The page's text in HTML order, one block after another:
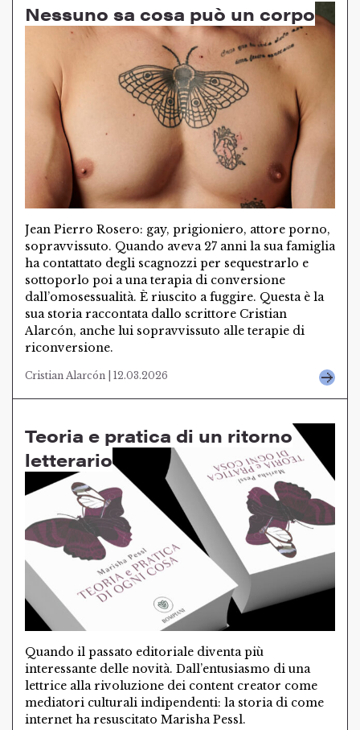
Nessuno sa cosa può un corpo
Jean Pierro Rosero: gay, prigioniero, attore porno,
sopravvissuto. Quando aveva 27 anni la sua famiglia
ha contattato degli scagnozzi per sequestrarlo e
sottoporlo poi a una terapia di conversione
dall’omosessualità. È riuscito a fuggire. Questa è la
sua storia raccontata dallo scrittore Cristian
Alarcón, anche lui sopravvissuto alle terapie di
riconversione.
Cristian Alarcón | 12.03.2026
Teoria e pratica di un ritorno
letterario
Quando il passato editoriale diventa più
interessante delle novità. Dall’entusiasmo di una
lettrice alla rivoluzione dei content creator come
mediatori culturali indipendenti: la storia di come
internet ha resuscitato Marisha Pessl.